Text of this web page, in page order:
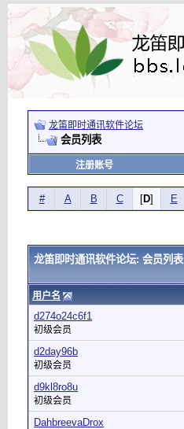
龙笛即时通讯软件论坛
会员列表
注册账号
# A B C [D] E
龙笛即时通讯软件论坛: 会员列表
用户名
d274o24c6f1
初级会员
d2day96b
初级会员
d9kl8ro8u
初级会员
DahbreevaDrox